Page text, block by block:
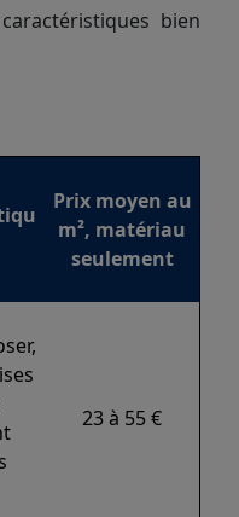
bien
Prix moyen au
m², matériau
seulement
23 à 55 €